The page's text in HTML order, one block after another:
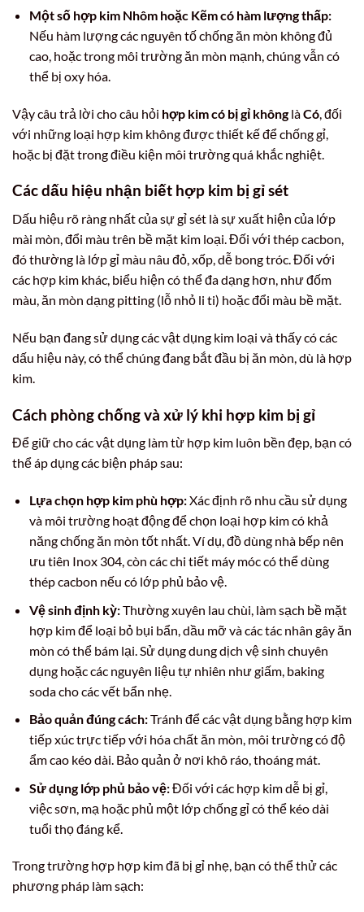
Một số hợp kim Nhôm hoặc Kẽm có hàm lượng thấp:
Nếu hàm lượng các nguyên tố chống ăn mòn không đủ
cao, hoặc trong môi trường ăn mòn mạnh, chúng vẫn có
thể bị oxy hóa.
Vậy câu trả lời cho câu hỏi hợp kim có bị gỉ khônglàCó , đối
với những loại hợp kim không được thiết kế để chống gỉ,
hoặc bị đặt trong điều kiện môi trường quá khắc nghiệt.
Các dấu hiệu nhận biết hợp kim bị gỉ sét
Dấu hiệu rõ ràng nhất của sự gỉ sét là sự xuất hiện của lớp
mài mòn, đổi màu trên bề mặt kim loại. Đối với thép cacbon,
đó thường là lớp gỉ màu nâu đỏ, xốp, dễ bong tróc. Đối với
các hợp kim khác, biểu hiện có thể đa dạng hơn, như đốm
màu, ăn mòn dạng pitting (lỗ nhỏ li ti) hoặc đổi màu bề mặt.
Nếu bạn đang sử dụng các vật dụng kim loại và thấy có các
dấu hiệu này, có thể chúng đang bắt đầu bị ăn mòn, dù là hợp
kim.
Cách phòng chống và xử lý khi hợp kim bị gỉ
Để giữ cho các vật dụng làm từ hợp kim luôn bền đẹp, bạn có
thể áp dụng các biện pháp sau:
Lựa chọn hợp kim phù hợp:Xác định rõ nhu cầu sử dụng
và môi trường hoạt động để chọn loại hợp kim có khả
năng chống ăn mòn tốt nhất. Ví dụ, đồ dùng nhà bếp nên
ưu tiên Inox 304, còn các chi tiết máy móc có thể dùng
thép cacbon nếu có lớp phủ bảo vệ.
Vệ sinh định kỳ:Thường xuyên lau chùi, làm sạch bề mặt
hợp kim để loại bỏ bụi bẩn, dầu mỡ và các tác nhân gây ăn
mòn có thể bám lại. Sử dụng dung dịch vệ sinh chuyên
dụng hoặc các nguyên liệu tự nhiên như giấm, baking
soda cho các vết bẩn nhẹ.
Bảo quản đúng cách:Tránh để các vật dụng bằng hợp kim
tiếp xúc trực tiếp với hóa chất ăn mòn, môi trường có độ
ẩm cao kéo dài. Bảo quản ở nơi khô ráo, thoáng mát.
Sử dụng lớp phủ bảo vệ:Đối với các hợp kim dễ bị gỉ,
việc sơn, mạ hoặc phủ một lớp chống gỉ có thể kéo dài
tuổi thọ đáng kể.
Trong trường hợp hợp kim đã bị gỉ nhẹ, bạn có thể thử các
phương pháp làm sạch: